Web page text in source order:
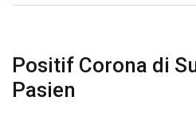
Positif Corona di
Pasien